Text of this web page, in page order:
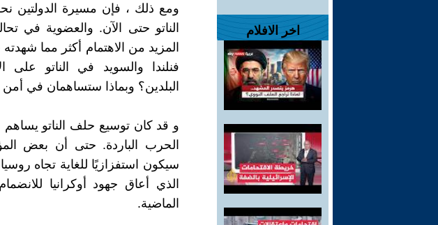
اخر الافلام
ومع ذلك ، فإن مسيرة الدولتين
الناتو حتى الآن. والعضوية في
المزيد من الاهتمام أكثر مما
فنلندا والسويد في الناتو على
البلدين؟ وبماذا ستساهمان في أمن
و قد كان توسيع حلف الناتو
الحرب الباردة. حتى أن بعض
سيكون استفزازيًا للغاية تجاه
الذي أعاق جهود أوكرانيا
الماضية.